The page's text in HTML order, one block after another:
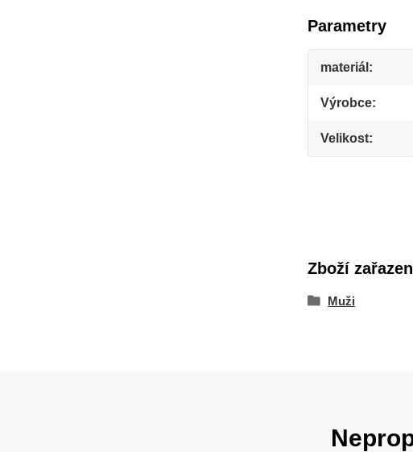
Parametry
materiál
Výrobce
Velikost
Zboží
Muži